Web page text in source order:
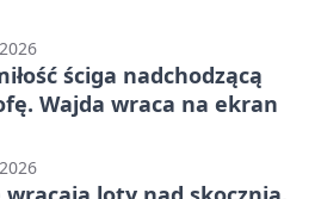
ściga nadchodzącą
Wajda wraca na ekran